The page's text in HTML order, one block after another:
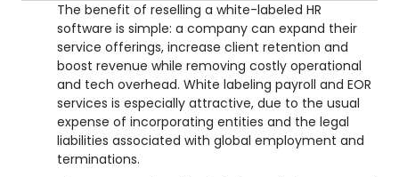
The benefit of reselling a white-labeled HR
software is simple: a company can expand their
service offerings, increase client retention and
boost revenue while removing costly operational
and tech overhead. White labeling payroll and EOR
services is especially attractive, due to the usual
expense of incorporating entities and the legal
liabilities associated with global employment and
terminations.